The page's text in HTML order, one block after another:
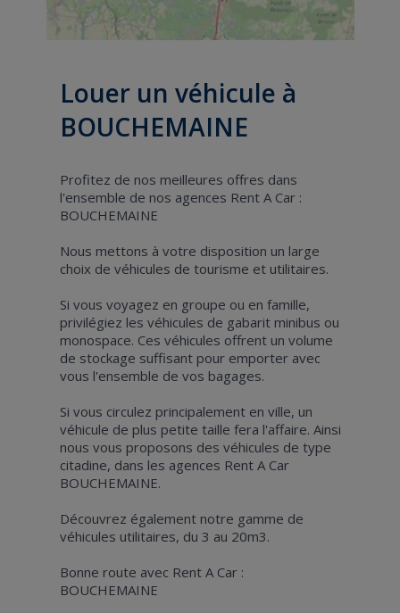
Louer un véhicule à
BOUCHEMAINE
Profitez de nos meilleures offres dans
l'ensemble de nos agences Rent A Car :
BOUCHEMAINE
Nous mettons à votre disposition un large
choix de véhicules de tourisme et utilitaires.
Si vous voyagez en groupe ou en famille,
privilégiez les véhicules de gabarit minibus ou
monospace. Ces véhicules offrent un volume
de stockage suffisant pour emporter avec
vous l'ensemble de vos bagages.
Si vous circulez principalement en ville, un
véhicule de plus petite taille fera l'affaire. Ainsi
nous vous proposons des véhicules de type
citadine, dans les agences Rent A Car
BOUCHEMAINE.
Découvrez également notre gamme de
véhicules utilitaires, du 3 au 20m3.
Bonne route avec Rent A Car :
BOUCHEMAINE